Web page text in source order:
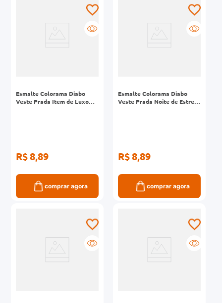
Esmalte Colorama Diabo
Veste Prada Item de Luxo
R$ 8,89
comprar agora
Esmalte Colorama Diabo
Veste Prada Noite de Estreia
R$ 8,89
comprar agora